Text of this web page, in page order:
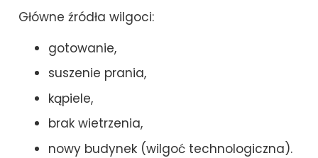
Główne źródła wilgoci:
gotowanie,
suszenie prania,
kąpiele,
brak wietrzenia,
nowy budynek (wilgoć technologiczna).